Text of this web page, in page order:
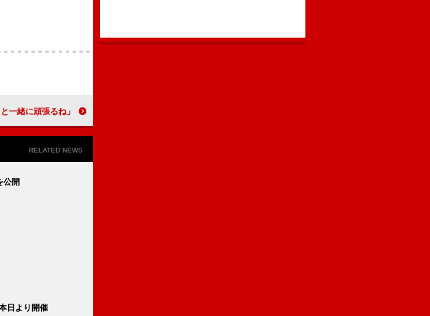
瑠姫「RURUと一緒に頑張るね」
RELATED NEWS
公開
日より開催